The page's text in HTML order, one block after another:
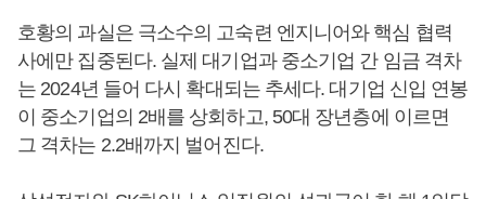
호황의 과실은 극소수의 고숙련 엔지니어와 핵심 협력
사에만 집중된다. 실제 대기업과 중소기업 간 임금 격차
는 2024년 들어 다시 확대되는 추세다. 대기업 신입 연봉
이 중소기업의 2배를 상회하고, 50대 장년층에 이르면
그 격차는 2.2배까지 벌어진다.